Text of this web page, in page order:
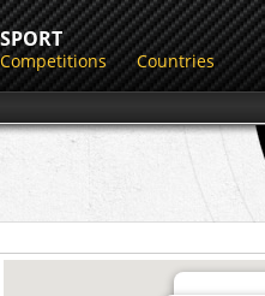
SPORT
Competitions Countries